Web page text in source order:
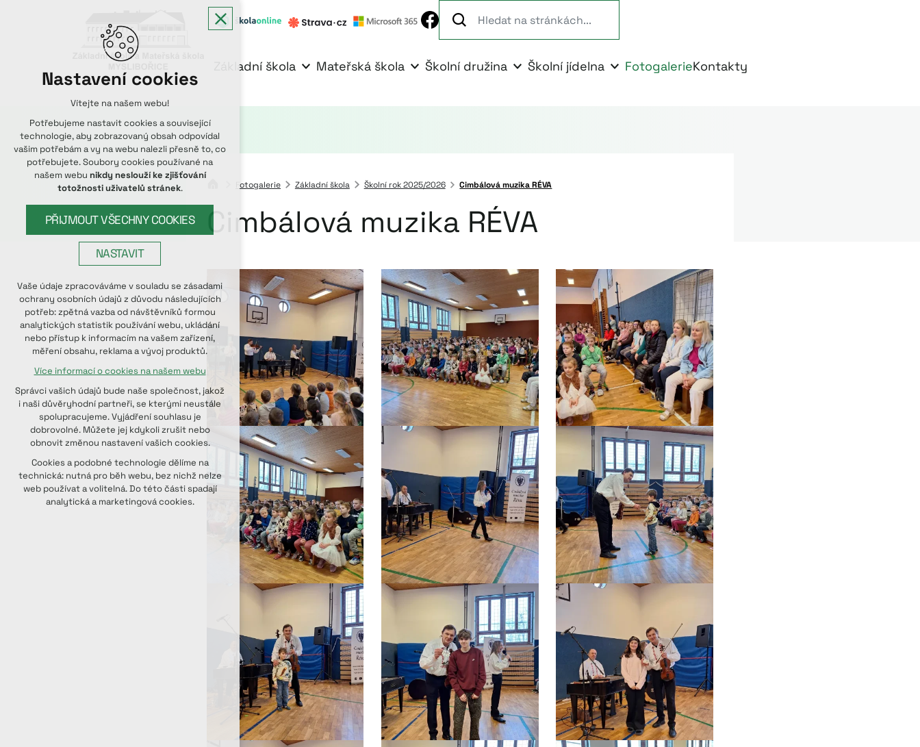
Základní škola Mateřská škola Školní družina Školní jídelna FotogalerieKontakty
Fotogalerie Základní škola Školní rok 2025/2026 Cimbálová muzika RÉVA
Cimbálová muzika RÉVA
Nastavení cookies
Vítejte na našem webu!
Potřebujeme nastavit cookies a související
technologie, aby zobrazovaný obsah odpovídal
vašim potřebám a vy na webu nalezli přesně to, co
potřebujete. Soubory cookies používané na
našem webu nikdy neslouží ke zjišťování
totožnosti uživatelů stránek.
PŘIJMOUT VŠECHNY COOKIES
NASTAVIT
Technická cookies
nutná pro provozování webu
udržení kontextu stránek (session):
případná přihlášení, volby jazyka, apod.
Volitelná cookies
analytická pro anonymizované
vyhodnocení návštěvnosti
marketingová cookies (Google, Seznam,
Facebook)
Více informací o cookies na našem webu
PŘIJMOUT VŠECHNY COOKIES
ODMÍTNOUT VOLITELNÁ
Vaše údaje zpracováváme v souladu se zásadami
ochrany osobních údajů z důvodu následujících
potřeb: zpětná vazba od návštěvníků formou
analytických statistik používání webu, ukládání
nebo přístup k informacím na vašem zařízení,
měření obsahu, reklama a vývoj produktů.
Více informací o cookies na našem webu
Správci vašich údajů bude naše společnost, jakož
i naši důvěryhodní partneři, se kterými neustále
spolupracujeme. Vyjádření souhlasu je
dobrovolné. Můžete jej kdykoli zrušit nebo
obnovit změnou nastavení vašich cookies.
Cookies a podobné technologie dělíme na
technická: nutná pro běh webu, bez nichž nelze
web používat a volitelná. Do této části spadají
analytická a marketingová cookies.